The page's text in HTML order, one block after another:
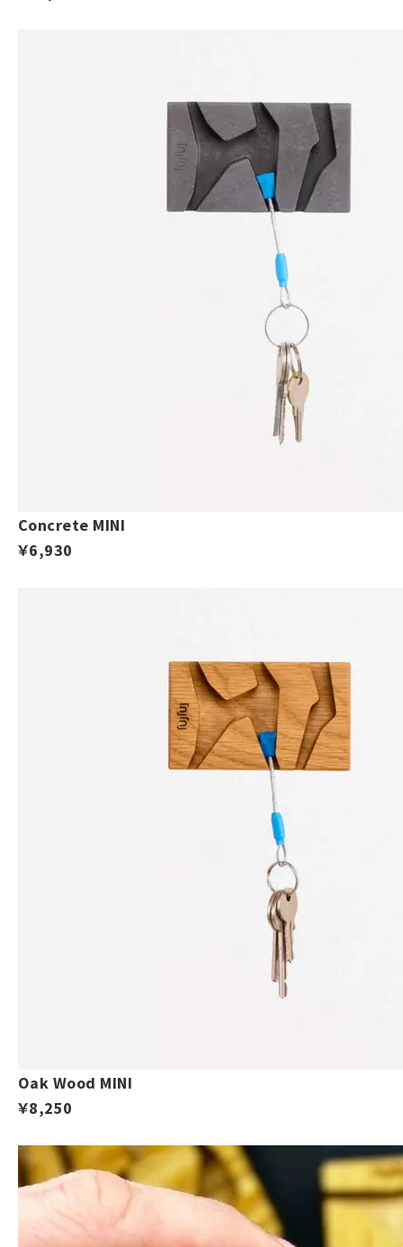
Concrete MINI
￥6,930
Oak Wood MINI
￥8,250